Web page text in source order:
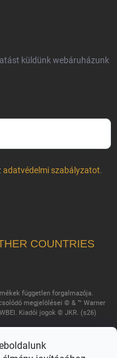
küldünk webáruházunk
adatvédelmi szabályzatot.
COUNTRIES
független forgalmazója.
megjelölései © & ™ Warner
Kiadói jogok © JKR. (s26)